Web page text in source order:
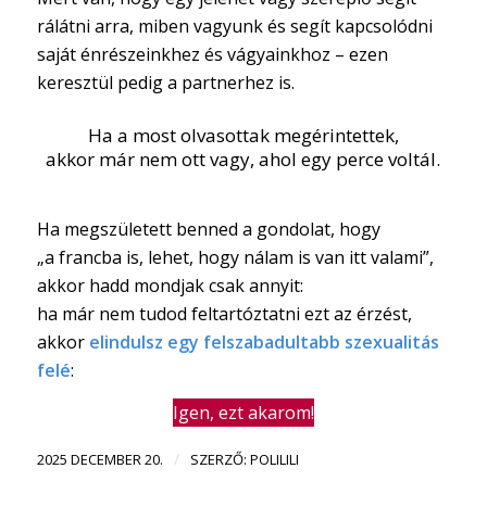
rálátni arra, miben vagyunk és segít kapcsolódni
saját énrészeinkhez és vágyainkhoz – ezen
keresztül pedig a partnerhez is.
Ha a most olvasottak megérintettek,
akkor már nem ott vagy, ahol egy perce voltál.
Ha megszületett benned a gondolat, hogy
„a francba is, lehet, hogy nálam is van itt valami”,
akkor hadd mondjak csak annyit:
ha már nem tudod feltartóztatni ezt az érzést,
akkor elindulsz egy felszabadultabb szexualitás
felé:
Igen, ezt akarom!
2025 DECEMBER 20. / SZERZŐ: POLILILI